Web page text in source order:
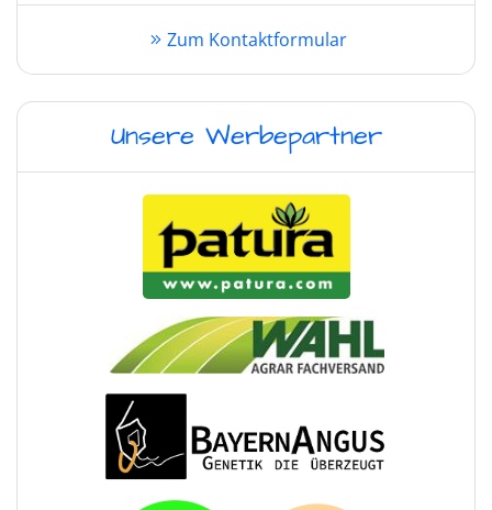
Zum Kontaktformular
Unsere Werbepartner